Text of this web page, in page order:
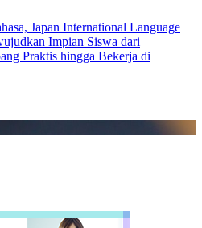
Japan International Language
Impian Siswa dari
Praktis hingga Bekerja di